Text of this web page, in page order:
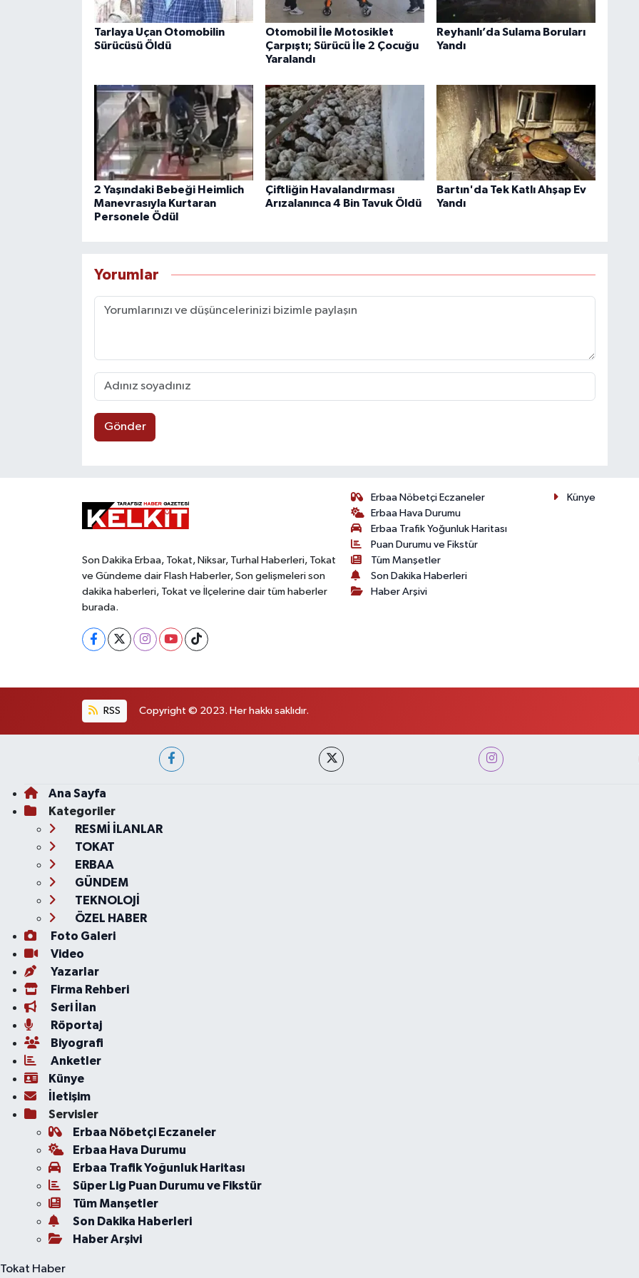
Tarlaya Uçan Otomobilin
Sürücüsü Öldü
Otomobil İle Motosiklet
Çarpıştı; Sürücü İle 2 Çocuğu
Yaralandı
Reyhanlı’da Sulama Boruları
Yandı
2 Yaşındaki Bebeği Heimlich
Manevrasıyla Kurtaran
Personele Ödül
Çiftliğin Havalandırması
Arızalanınca 4 Bin Tavuk Öldü
Bartın'da Tek Katlı Ahşap Ev
Yandı
Yorumlar
Gönder
Son Dakika Erbaa, Tokat, Niksar, Turhal Haberleri, Tokat
ve Gündeme dair Flash Haberler, Son gelişmeleri son
dakika haberleri, Tokat ve İlçelerine dair tüm haberler
burada.
Erbaa Nöbetçi Eczaneler
Erbaa Hava Durumu
Erbaa Trafik Yoğunluk Haritası
Puan Durumu ve Fikstür
Tüm Manşetler
Son Dakika Haberleri
Haber Arşivi
Künye
RSS Copyright © 2023. Her hakkı saklıdır.
Ana Sayfa
Kategoriler
RESMİ İLANLAR
TOKAT
ERBAA
GÜNDEM
TEKNOLOJİ
ÖZEL HABER
Foto Galeri
Video
Yazarlar
Firma Rehberi
Seri İlan
Röportaj
Biyografi
Anketler
Künye
İletişim
Servisler
Erbaa Nöbetçi Eczaneler
Erbaa Hava Durumu
Erbaa Trafik Yoğunluk Haritası
Süper Lig Puan Durumu ve Fikstür
Tüm Manşetler
Son Dakika Haberleri
Haber Arşivi
Tokat Haber